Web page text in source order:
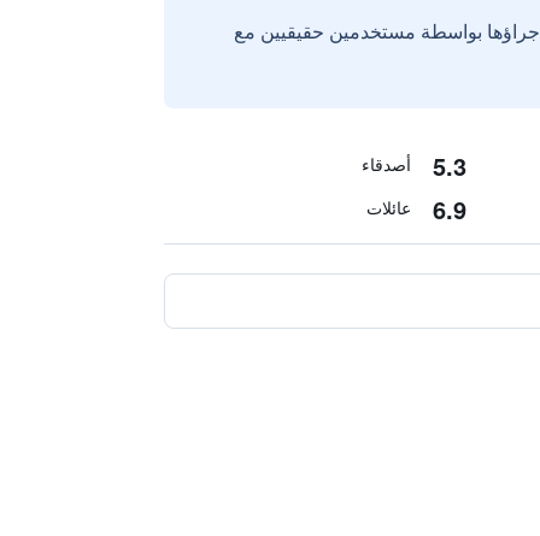
بواسطة مستخدمين حقيقيين مع
5.3 أصدقاء
6.9 عائلات